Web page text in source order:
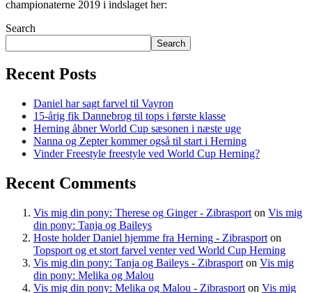
championaterne 2019 i indslaget her:
Search
Search
Recent Posts
Daniel har sagt farvel til Vayron
15-årig fik Dannebrog til tops i første klasse
Herning åbner World Cup sæsonen i næste uge
Nanna og Zepter kommer også til start i Herning
Vinder Freestyle freestyle ved World Cup Herning?
Recent Comments
Vis mig din pony: Therese og Ginger - Zibrasport on Vis mig
din pony: Tanja og Baileys
Hoste holder Daniel hjemme fra Herning - Zibrasport on
Topsport og et stort farvel venter ved World Cup Herning
Vis mig din pony: Tanja og Baileys - Zibrasport on Vis mig
din pony: Melika og Malou
Vis mig din pony: Melika og Malou - Zibrasport on Vis mig